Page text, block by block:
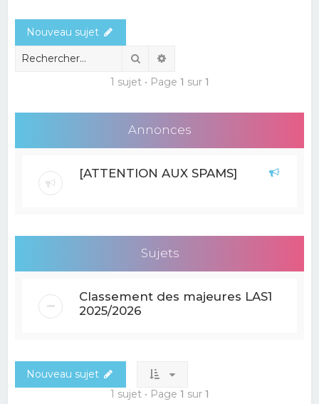
r
Nouveau sujet
Rechercher
1 sujet • Page 1 sur 1
Annonces
[ATTENTION AUX SPAMS]
Sujets
Classement des majeures LAS1
2025/2026
Nouveau sujet
1 sujet • Page 1 sur 1